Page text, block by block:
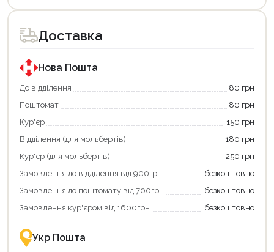
товар
для
покупки
державною
програмою
єКнига.
Використовуйте
карту
щоб
зекономити
та
отримати
переваги!
картою
єКнига
–
зручно
та
товар
для
покупки
державною
програмою
«Національний
кешбек».
покупку
«Національний
кешбек»
та
отримуйте
повернення
Економте
більше
разом
державною
підтримкою!
Доставка
Нова Пошта
До відділення
80 грн
Поштомат
80 грн
Кур'єр
150 грн
Відділення (для мольбертів)
180 грн
Кур'єр (для мольбертів)
250 грн
Замовлення до відділення від 900грн
безкоштовно
Замовлення до поштомату від 700грн
безкоштовно
Замовлення кур'єром від 1600грн
безкоштовно
Укр Пошта